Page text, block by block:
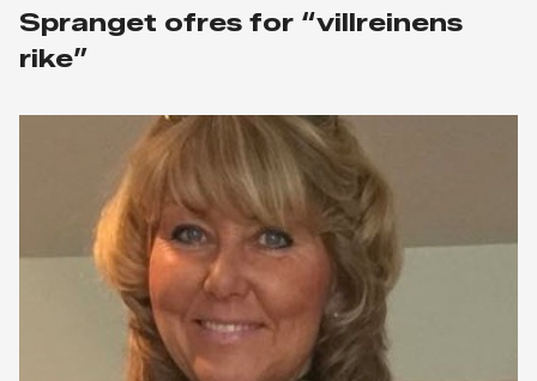
Spranget ofres for “villreinens
rike”